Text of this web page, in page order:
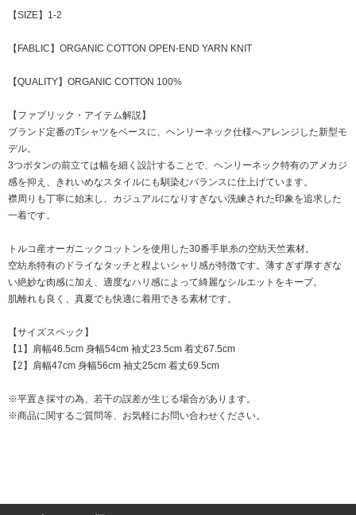
【SIZE】1-2
【FABLIC】ORGANIC COTTON OPEN-END YARN KNIT
【QUALITY】ORGANIC COTTON 100%
【ファブリック・アイテム解説】
ブランド定番のTシャツをベースに、ヘンリーネック仕様へアレンジした新型モ
デル。
3つボタンの前立ては幅を細く設計することで、ヘンリーネック特有のアメカジ
感を抑え、きれいめなスタイルにも馴染むバランスに仕上げています。
襟周りも丁寧に始末し、カジュアルになりすぎない洗練された印象を追求した
一着です。
トルコ産オーガニックコットンを使用した30番手単糸の空紡天竺素材。
空紡糸特有のドライなタッチと程よいシャリ感が特徴です。薄すぎず厚すぎな
い絶妙な肉感に加え、適度なハリ感によって綺麗なシルエットをキープ。
肌離れも良く、真夏でも快適に着用できる素材です。
【サイズスペック】
【1】肩幅46.5cm 身幅54cm 袖丈23.5cm 着丈67.5cm
【2】肩幅47cm 身幅56cm 袖丈25cm 着丈69.5cm
※平置き採寸の為、若干の誤差が生じる場合があります。
※商品に関するご質問等、お気軽にお問い合わせください。